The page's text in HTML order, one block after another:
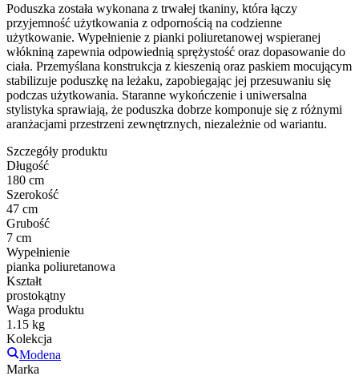
Poduszka została wykonana z trwałej tkaniny, która łączy
przyjemność użytkowania z odpornością na codzienne
użytkowanie. Wypełnienie z pianki poliuretanowej wspieranej
włókniną zapewnia odpowiednią sprężystość oraz dopasowanie do
ciała. Przemyślana konstrukcja z kieszenią oraz paskiem mocującym
stabilizuje poduszkę na leżaku, zapobiegając jej przesuwaniu się
podczas użytkowania. Staranne wykończenie i uniwersalna
stylistyka sprawiają, że poduszka dobrze komponuje się z różnymi
aranżacjami przestrzeni zewnętrznych, niezależnie od wariantu.
Szczegóły produktu
Długość
180 cm
Szerokość
47 cm
Grubość
7 cm
Wypełnienie
pianka poliuretanowa
Kształt
prostokątny
Waga produktu
1.15 kg
Kolekcja
Modena
Marka